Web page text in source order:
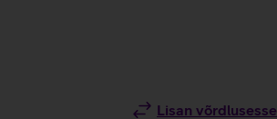
Lisan võrdlusesse